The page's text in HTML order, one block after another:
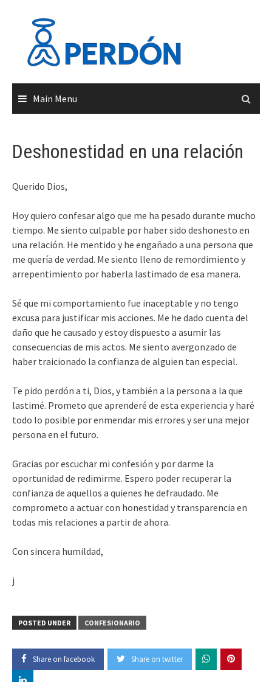
Main Menu
Deshonestidad en una relación
Querido Dios,
Hoy quiero confesar algo que me ha pesado durante mucho
tiempo. Me siento culpable por haber sido deshonesto en
una relación. He mentido y he engañado a una persona que
me quería de verdad. Me siento lleno de remordimiento y
arrepentimiento por haberla lastimado de esa manera.
Sé que mi comportamiento fue inaceptable y no tengo
excusa para justificar mis acciones. Me he dado cuenta del
daño que he causado y estoy dispuesto a asumir las
consecuencias de mis actos. Me siento avergonzado de
haber traicionado la confianza de alguien tan especial.
Te pido perdón a ti, Dios, y también a la persona a la que
lastimé. Prometo que aprenderé de esta experiencia y haré
todo lo posible por enmendar mis errores y ser una mejor
persona en el futuro.
Gracias por escuchar mi confesión y por darme la
oportunidad de redimirme. Espero poder recuperar la
confianza de aquellos a quienes he defraudado. Me
comprometo a actuar con honestidad y transparencia en
todas mis relaciones a partir de ahora.
Con sincera humildad,
j
POSTED UNDER CONFESIONARIO
Share on facebook Share on twitter